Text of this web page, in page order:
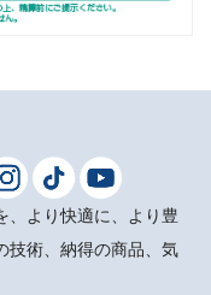
、より快適に、より豊
技術、納得の商品、気